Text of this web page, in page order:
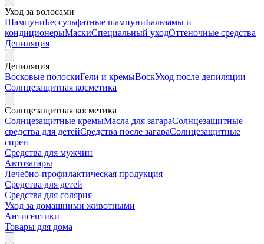
Уход за волосами
ШампуниБессульфатные шампуниБальзамы и
кондиционерыМаскиСпециальный уходОттеночные средства
Депиляция
Депиляция
Восковые полоскиГели и кремыВоскУход после депиляции
Солнцезащитная косметика
Солнцезащитная косметика
Солнцезащитные кремыМасла для загараСолнцезащитные
средства для детейСредства после загараСолнцезащитные
спреи
Средства для мужчин
Автозагары
Лечебно-профилактическая продукция
Средства для детей
Средства для солярия
Уход за домашними животными
Антисептики
Товары для дома